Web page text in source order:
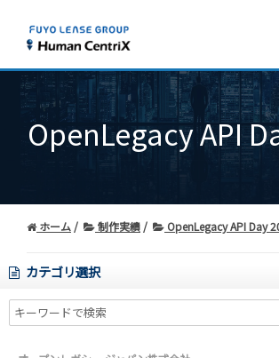
OpenLegacy API
ホーム 制作実績 OpenLegacy API Day
カテゴリ選択